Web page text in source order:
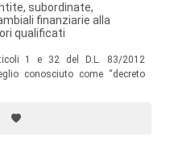
subordinate,
finanziarie alla
qualificati
1 e 32 del D.L. 83/2012
conosciuto come “decreto